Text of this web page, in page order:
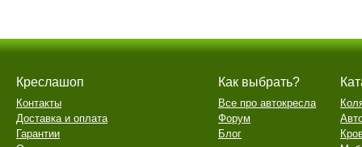
Креслашоп
Контакты
Доставка и оплата
Гарантии
Как выбрать?
Все про автокресла
Форум
Блог